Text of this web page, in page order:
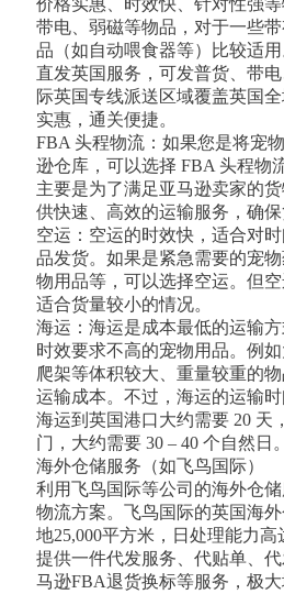
价格实惠、时效快、针对性强等
带电、弱磁等物品，对于一些
品（如自动喂食器等）比较适
直发英国服务，可发普货、带
际英国专线派送区域覆盖英国
实惠，通关便捷。
FBA 头程物流：如果您是将宠
逊仓库，可以选择 FBA 头程物
主要是为了满足亚马逊卖家的
供快速、高效的运输服务，确保
空运：空运的时效快，适合对
品发货。如果是紧急需要的宠
物用品等，可以选择空运。但空
适合货量较小的情况。
海运：海运是成本最低的运输
时效要求不高的宠物用品。例
爬架等体积较大、重量较重的
运输成本。不过，海运的运输
海运到英国港口大约需要 20 天
门，大约需要 30 – 40 个自然日。
海外仓储服务（如飞鸟国际）
利用飞鸟国际等公司的海外仓
物流方案。飞鸟国际的英国海
地25,000平方米，日处理能力高
提供一件代发服务、代贴单、
马逊FBA退货换标等服务，极大